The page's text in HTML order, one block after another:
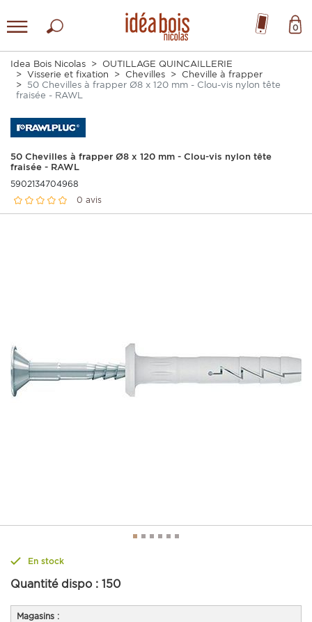
0
Idea Bois Nicolas
OUTILLAGE QUINCAILLERIE
Visserie et fixation
Chevilles
Cheville à frapper
50 Chevilles à frapper Ø8 x 120 mm - Clou-vis nylon tête
fraisée - RAWL
50 Chevilles à frapper Ø8 x 120 mm - Clou-vis nylon tête
fraisée - RAWL
5902134704968
0 avis
En stock
Quantité dispo : 150
Magasins :